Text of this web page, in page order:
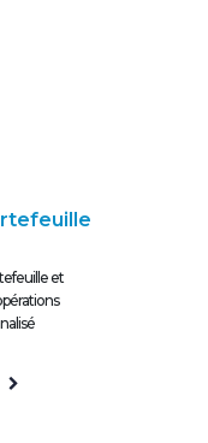
et